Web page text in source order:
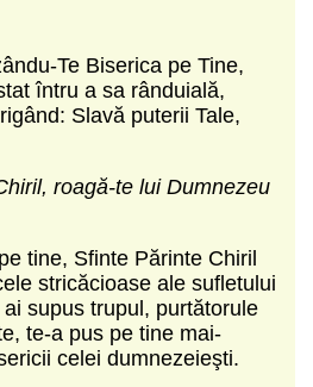
Te Biserica pe Tine,
întru a sa rânduială,
Slavă puterii Tale,
roagă-te lui Dumnezeu
tine, Sfinte Părinte Chiril
stricăcioase ale sufletului
supus trupul, purtătorule
te-a pus pe tine mai-
celei dumnezeieşti.